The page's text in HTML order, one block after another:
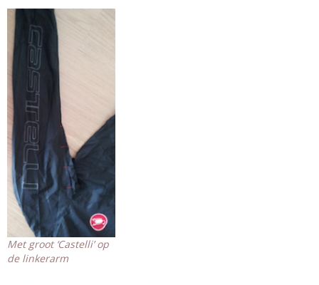
Met groot ‘Castelli’ op
de linkerarm